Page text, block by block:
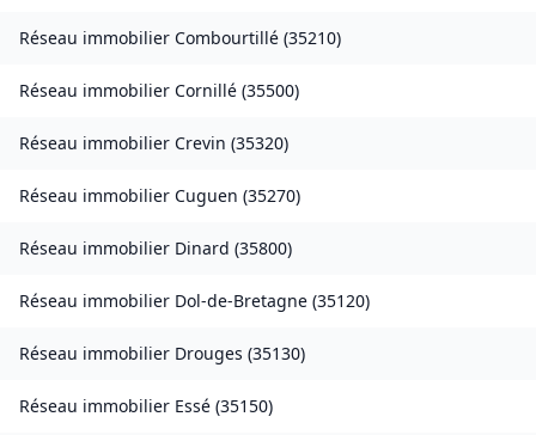
Réseau immobilier Combourtillé (35210)
Réseau immobilier Cornillé (35500)
Réseau immobilier Crevin (35320)
Réseau immobilier Cuguen (35270)
Réseau immobilier Dinard (35800)
Réseau immobilier Dol-de-Bretagne (35120)
Réseau immobilier Drouges (35130)
Réseau immobilier Essé (35150)